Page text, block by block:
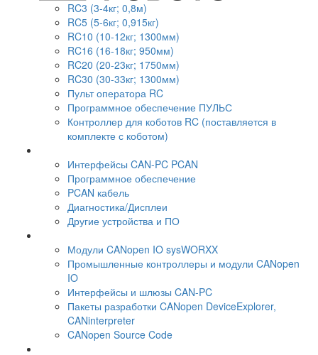
RC3 (3-4кг; 0,8м)
RC5 (5-6кг; 0,915кг)
RC10 (10-12кг; 1300мм)
RC16 (16-18кг; 950мм)
RC20 (20-23кг; 1750мм)
RC30 (30-33кг; 1300мм)
Пульт оператора RC
Программное обеспечение ПУЛЬС
Контроллер для коботов RC (поставляется в
комплекте с коботом)
Интерфейсы CAN-PC PCAN
Программное обеспечение
PCAN кабель
Диагностика/Дисплеи
Другие устройства и ПО
Модули CANopen IO sysWORXX
Промышленные контроллеры и модули CANopen
IO
Интерфейсы и шлюзы CAN-PC
Пакеты разработки CANopen DeviceExplorer,
CANinterpreter
CANopen Source Code